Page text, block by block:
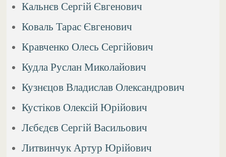
Кальнєв Сергій Євгенович
Коваль Тарас Євгенович
Кравченко Олесь Сергійович
Кудла Руслан Миколайович
Кузнєцов Владислав Олександрович
Кустіков Олексій Юрійович
Лєбєдєв Сергій Васильович
Литвинчук Артур Юрійович